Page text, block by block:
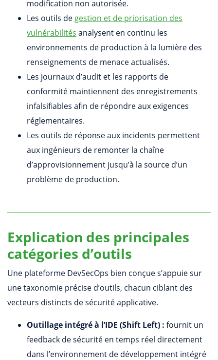
modification non autorisée.
Les outils de gestion et de priorisation des
vulnérabilités analysent en continu les
environnements de production à la lumière des
renseignements de menace actualisés.
Les journaux d’audit et les rapports de
conformité maintiennent des enregistrements
infalsifiables afin de répondre aux exigences
réglementaires.
Les outils de réponse aux incidents permettent
aux ingénieurs de remonter la chaîne
d’approvisionnement jusqu’à la source d’un
problème de production.
Explication des principales
catégories d’outils
Une plateforme DevSecOps bien conçue s’appuie sur
une taxonomie précise d’outils, chacun ciblant des
vecteurs distincts de sécurité applicative.
Outillage intégré à l’IDE (Shift Left) : fournit un
feedback de sécurité en temps réel directement
dans l’environnement de développement intégré